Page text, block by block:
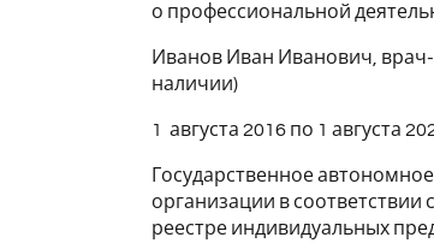
о профессиональной
Иванов Иван Иванович,
наличии)
1 августа 2016 по 1 августа
Государственное
организации в
реестре индивидуальных